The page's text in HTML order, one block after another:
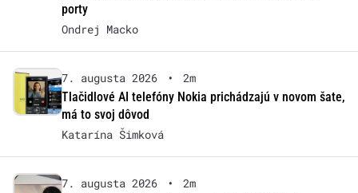
porty
Ondrej Macko
7. augusta 2026 •
2m
Tlačidlové AI telefóny Nokia prichádzajú v novom šate,
má to svoj dôvod
Katarína Šimková
7. augusta 2026 •
2m